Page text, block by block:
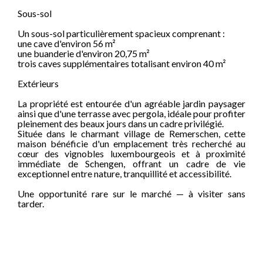
Sous-sol
Un sous-sol particulièrement spacieux comprenant :
une cave d'environ 56 m²
une buanderie d'environ 20,75 m²
trois caves supplémentaires totalisant environ 40 m²
Extérieurs
La propriété est entourée d'un agréable jardin paysager
ainsi que d'une terrasse avec pergola, idéale pour profiter
pleinement des beaux jours dans un cadre privilégié.
Située dans le charmant village de Remerschen, cette
maison bénéficie d'un emplacement très recherché au
cœur des vignobles luxembourgeois et à proximité
immédiate de Schengen, offrant un cadre de vie
exceptionnel entre nature, tranquillité et accessibilité.
Une opportunité rare sur le marché — à visiter sans
tarder.